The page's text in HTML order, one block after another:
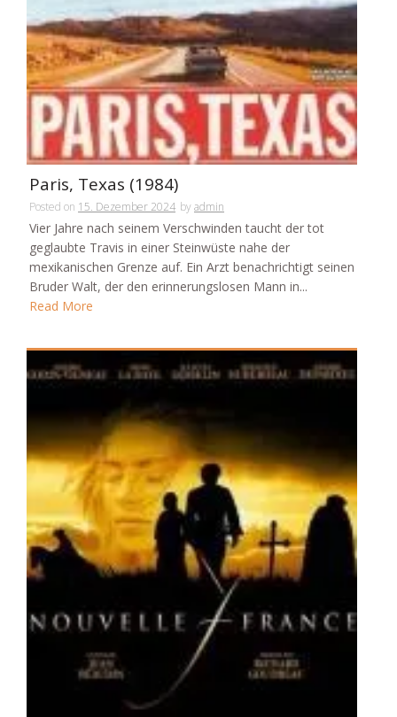
Paris, Texas (1984)
Posted on 15. Dezember 2024 byadmin
Vier Jahre nach seinem Verschwinden taucht der tot
geglaubte Travis in einer Steinwüste nahe der
mexikanischen Grenze auf. Ein Arzt benachrichtigt seinen
Bruder Walt, der den erinnerungslosen Mann in...
Read More